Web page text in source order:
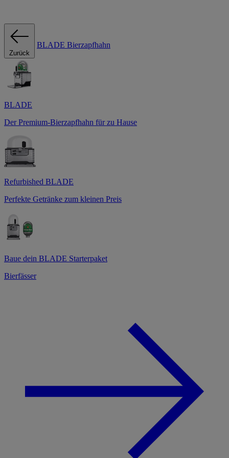
Zurück
BLADE Bierzapfhahn
BLADE
Der Premium-Bierzapfhahn für zu Hause
Refurbished BLADE
Perfekte Getränke zum kleinen Preis
Baue dein BLADE Starterpaket
Bierfässer